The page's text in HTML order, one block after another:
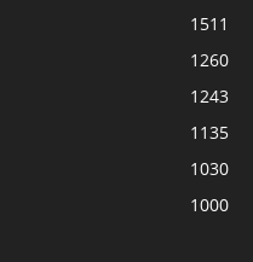
1511
1260
1243
1135
1030
1000